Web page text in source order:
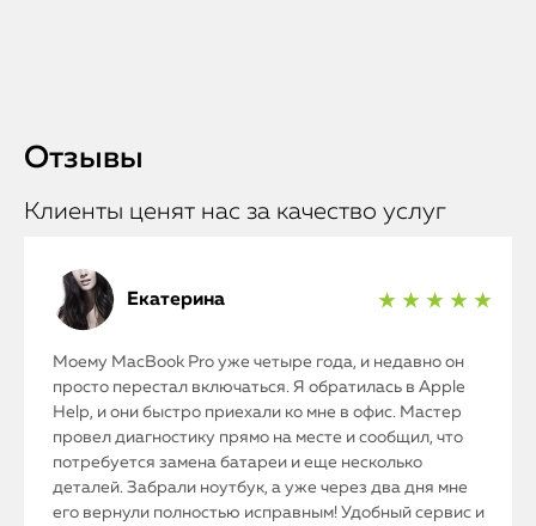
Отзывы
Клиенты ценят нас за качество услуг
Екатерина ★ ★ ★ ★ ★
Моему MacBook Pro уже четыре года, и недавно он
просто перестал включаться. Я обратилась в Apple
Help, и они быстро приехали ко мне в офис. Мастер
провел диагностику прямо на месте и сообщил, что
потребуется замена батареи и еще несколько
деталей. Забрали ноутбук, а уже через два дня мне
его вернули полностью исправным! Удобный сервис и